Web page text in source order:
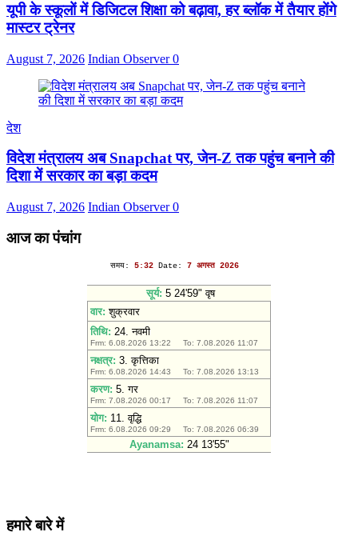
यूपी के स्कूलों में डिजिटल शिक्षा को बढ़ावा, हर ब्लॉक में तैयार होंगे
मास्टर ट्रेनर
August 7, 2026 Indian Observer0
देश
विदेश मंत्रालय अब Snapchat पर, जेन-Z तक पहुंच बनाने की
दिशा में सरकार का बड़ा कदम
August 7, 2026 Indian Observer0
आज का पंचांग
हमारे बारे में